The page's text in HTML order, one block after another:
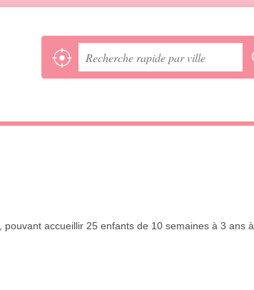
pouvant accueillir 25 enfants de 10 semaines à 3 ans à